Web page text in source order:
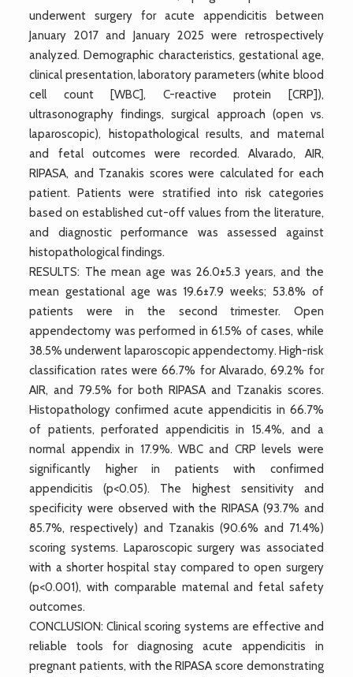
underwent surgery for acute appendicitis between
January 2017 and January 2025 were retrospectively
analyzed. Demographic characteristics, gestational age,
clinical presentation, laboratory parameters (white blood
cell count [WBC], C-reactive protein [CRP]),
ultrasonography findings, surgical approach (open vs.
laparoscopic), histopathological results, and maternal
and fetal outcomes were recorded. Alvarado, AIR,
RIPASA, and Tzanakis scores were calculated for each
patient. Patients were stratified into risk categories
based on established cut-off values from the literature,
and diagnostic performance was assessed against
histopathological findings.
RESULTS: The mean age was 26.0±5.3 years, and the
mean gestational age was 19.6±7.9 weeks; 53.8% of
patients were in the second trimester. Open
appendectomy was performed in 61.5% of cases, while
38.5% underwent laparoscopic appendectomy. High-risk
classification rates were 66.7% for Alvarado, 69.2% for
AIR, and 79.5% for both RIPASA and Tzanakis scores.
Histopathology confirmed acute appendicitis in 66.7%
of patients, perforated appendicitis in 15.4%, and a
normal appendix in 17.9%. WBC and CRP levels were
significantly higher in patients with confirmed
appendicitis (p<0.05). The highest sensitivity and
specificity were observed with the RIPASA (93.7% and
85.7%, respectively) and Tzanakis (90.6% and 71.4%)
scoring systems. Laparoscopic surgery was associated
with a shorter hospital stay compared to open surgery
(p<0.001), with comparable maternal and fetal safety
outcomes.
CONCLUSION: Clinical scoring systems are effective and
reliable tools for diagnosing acute appendicitis in
pregnant patients, with the RIPASA score demonstrating